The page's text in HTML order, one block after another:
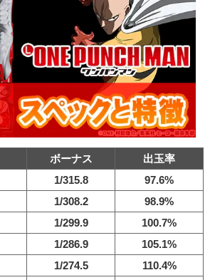
ボーナス
出玉率
1/315.8
97.6%
1/308.2
98.9%
1/299.9
100.7%
1/286.9
105.1%
1/274.5
110.4%